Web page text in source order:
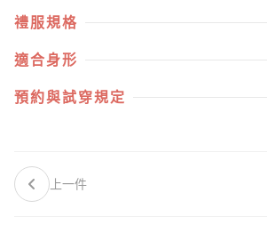
禮服規格
適合身形
預約與試穿規定
上一件